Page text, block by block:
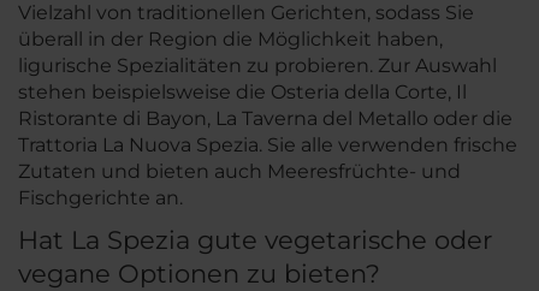
Vielzahl von traditionellen Gerichten, sodass Sie
überall in der Region die Möglichkeit haben,
ligurische Spezialitäten zu probieren. Zur Auswahl
stehen beispielsweise die Osteria della Corte, Il
Ristorante di Bayon, La Taverna del Metallo oder die
Trattoria La Nuova Spezia. Sie alle verwenden frische
Zutaten und bieten auch Meeresfrüchte- und
Fischgerichte an.
Hat La Spezia gute vegetarische oder
vegane Optionen zu bieten?